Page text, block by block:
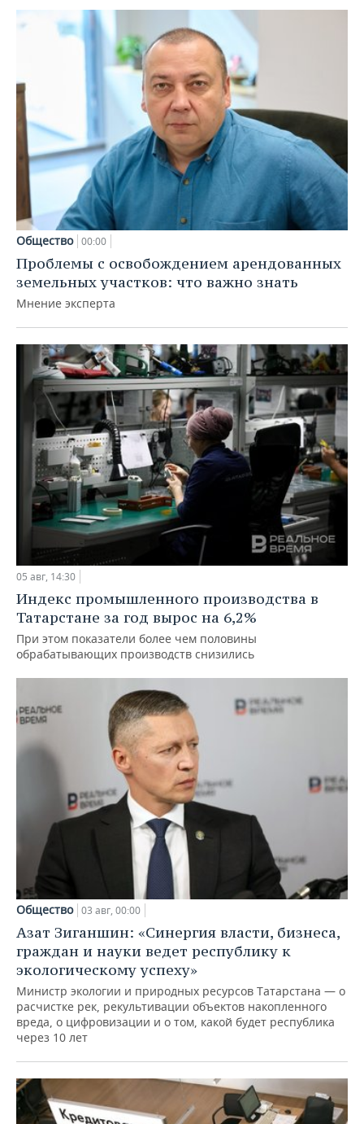
Общество 00:00
Проблемы с освобождением арендованных
земельных участков: что важно знать
Мнение эксперта
05 авг, 14:30
Индекс промышленного производства в
Татарстане за год вырос на 6,2%
При этом показатели более чем половины
обрабатывающих производств снизились
Общество 03 авг, 00:00
Азат Зиганшин: «Синергия власти, бизнеса,
граждан и науки ведет республику к
экологическому успеху»
Министр экологии и природных ресурсов Татарстана — о
расчистке рек, рекультивации объектов накопленного
вреда, о цифровизации и о том, какой будет республика
через 10 лет